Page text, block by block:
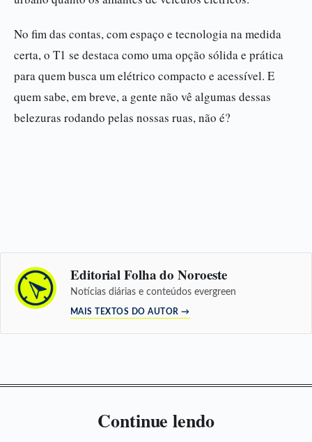
No fim das contas, com espaço e tecnologia na medida
certa, o T1 se destaca como uma opção sólida e prática
para quem busca um elétrico compacto e acessível. E
quem sabe, em breve, a gente não vê algumas dessas
belezuras rodando pelas nossas ruas, não é?
Editorial Folha do Noroeste
Notícias diárias e conteúdos evergreen
MAIS TEXTOS DO AUTOR →
Continue lendo